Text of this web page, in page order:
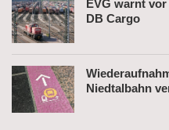
EVG warnt
DB Cargo
Niedtalbahn